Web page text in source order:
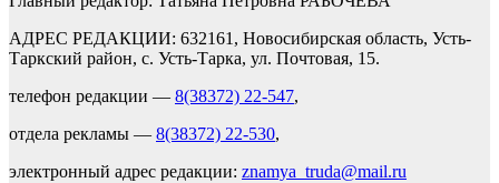
АДРЕС РЕДАКЦИИ: 632161, Новосибирская область, Усть-
Таркский район, с. Усть-Тарка, ул. Почтовая, 15.
телефон редакции — 8(38372) 22-547,
отдела рекламы — 8(38372) 22-530,
электронный адрес редакции: znamya_truda@mail.ru